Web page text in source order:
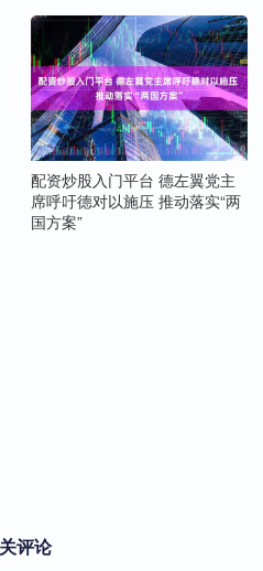
配资炒股入门平台 德左翼党主
席呼吁德对以施压 推动落实“两
国方案”
评论